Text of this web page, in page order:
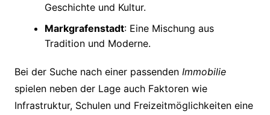
Geschichte und Kultur.
Markgrafenstadt: Eine Mischung aus
Tradition und Moderne.
Bei der Suche nach einer passenden Immobilie
spielen neben der Lage auch Faktoren wie
Infrastruktur, Schulen und Freizeitmöglichkeiten eine